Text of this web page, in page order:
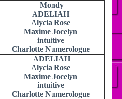
Mondy
ADELIAH
Alycia Rose
Maxime Jocelyn
intuitive
Charlotte Numerologue
ADELIAH
Alycia Rose
Maxime Jocelyn
intuitive
Charlotte Numerologue